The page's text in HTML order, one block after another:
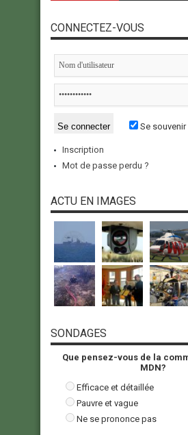
CONNECTEZ-VOUS
Se
Inscription
Mot de passe perdu ?
ACTU EN IMAGES
SONDAGES
Que pensez-vous de la
MDN?
Efficace et détaillée
Pauvre et vague
Ne se prononce pas